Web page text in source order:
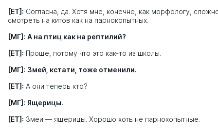
[ЕТ]: Согласна, да. Хотя мне, конечно, как морфологу,
смотреть на китов как на парнокопытных.
[МГ]: А на птиц как на рептилий?
[ЕТ]: Проще, потому что это как-то из школы.
[МГ]: Змей, кстати, тоже отменили.
[ЕТ]: А они теперь кто?
[МГ]: Ящерицы.
[ЕТ]: Змеи — ящерицы. Хорошо хоть не парнокопытные.